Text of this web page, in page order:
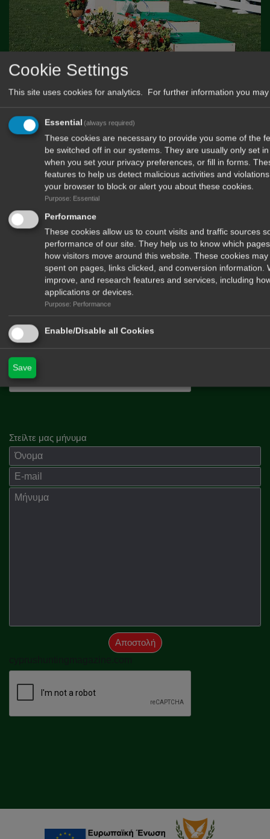
Δέχομαι να λαμβάνω newsletters από το περιοδικό Hunt & Shoot
Στείλτε μας μήνυμα
Όνομα
E-mail
Μήνημα
Αποστολή
Cookie Settings
This site uses cookies for analytics. For further information you
Essential (always required)
These cookies are necessary to provide you some of the
be switched off in our systems. They are usually only set
when you set your privacy preferences, or fill in forms.
features to help us detect malicious activities and
your browser to block or alert you about these cookies.
Purpose: Essential
Performance
These cookies allow us to count visits and traffic sources
performance of our site. They help us to know which
how visitors move around this website. These cookies
spent on pages, links clicked, and conversion
improve, and research features and services, including
applications or devices.
Purpose: Performance
Enable/Disable all Cookies
Save